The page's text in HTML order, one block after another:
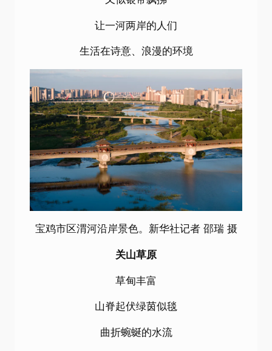
让一河两岸的人们
生活在诗意、浪漫的环境
宝鸡市区渭河沿岸景色。新华社记者 邵瑞 摄
关山草原
草甸丰富
山脊起伏绿茵似毯
曲折蜿蜒的水流